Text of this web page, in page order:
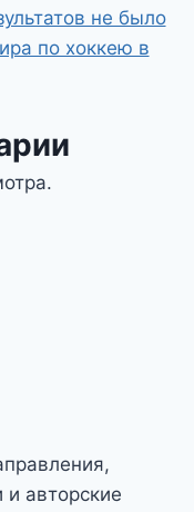
не было
по хоккею в
и авторские